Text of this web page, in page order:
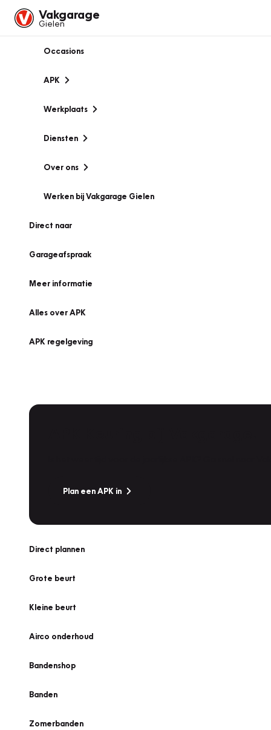
Vakgarage
Gielen
Occasions
APK
Werkplaats
Diensten
Over ons
Werken bij Vakgarage Gielen
Direct naar
Garageafspraak
Meer informatie
Alles over APK
APK regelgeving
Plan een APK in
Direct plannen
Grote beurt
Kleine beurt
Airco onderhoud
Bandenshop
Banden
Zomerbanden